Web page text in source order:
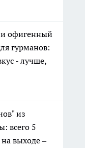
офигенный
гурманов:
- лучше,
из
всего 5
выходе –